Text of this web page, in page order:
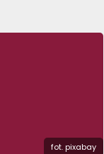
fot. pixabay